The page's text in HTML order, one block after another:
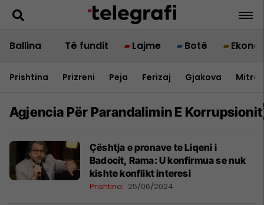
Ballina Të fundit Lajme Botë
Prishtina Prizreni Peja Ferizaj Gjakova
Agjencia Për Parandalimin E Korrupsionit
Çështja e pronave te Liqeni i
Badocit, Rama: U konfirmua se nuk
kishte konflikt interesi
Prishtina 25/06/2024